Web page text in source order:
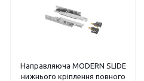
Направляюча MODERN SLIDE
нижнього кріплення повного